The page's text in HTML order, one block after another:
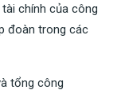
chính của công
đoàn trong các
tổng công